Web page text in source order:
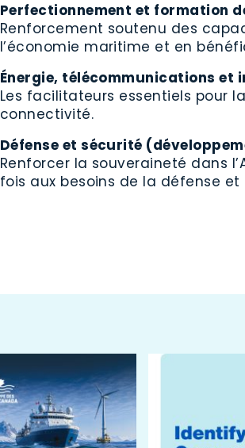
Perfectionnement et formation
Renforcement soutenu des
l’économie maritime et en
Énergie, télécommunications
Les facilitateurs essentiels pour
connectivité.
Défense et sécurité
Renforcer la souveraineté dans
fois aux besoins de la défense